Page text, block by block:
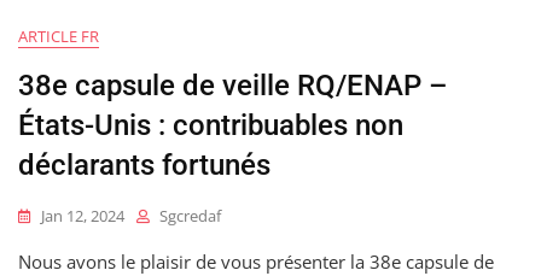
ARTICLE FR
38e capsule de veille RQ/ENAP –
États-Unis : contribuables non
déclarants fortunés
Jan 12, 2024 Sgcredaf
Nous avons le plaisir de vous présenter la 38e capsule de